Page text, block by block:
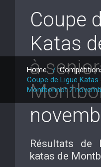
Home/
Coupe de Ligue
Montbonnot 2
Coupe
Katas
à
Résultats de
katas de